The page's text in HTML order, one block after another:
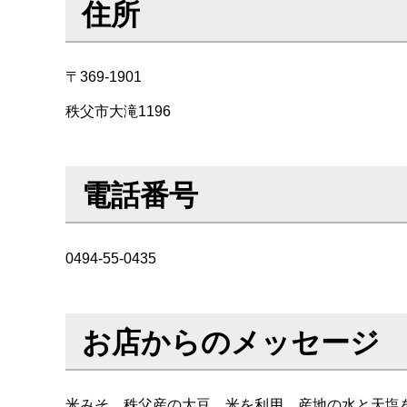
住所
〒369-1901
秩父市大滝1196
電話番号
0494-55-0435
お店からのメッセージ